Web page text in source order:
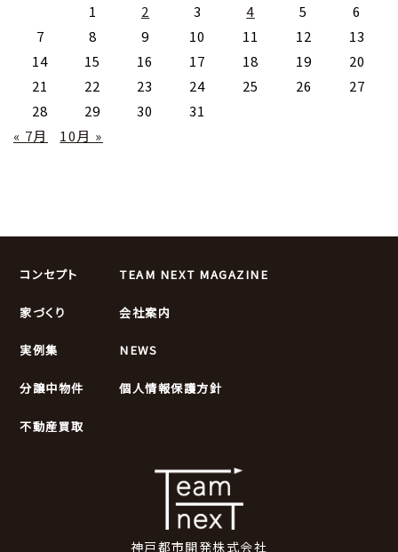
1
2 3 4 5
6
7
8 9 10 11 12
13
14
15 16 17 18 19
20
21
22 23 24 25 26
27
28
29 30
31
« 7月
10月 »
コンセプト
家づくり
実例集
分譲中物件
不動産買取
TEAM NEXT MAGAZINE
会社案内
NEWS
個人情報保護方針
神戸都市開発株式会社